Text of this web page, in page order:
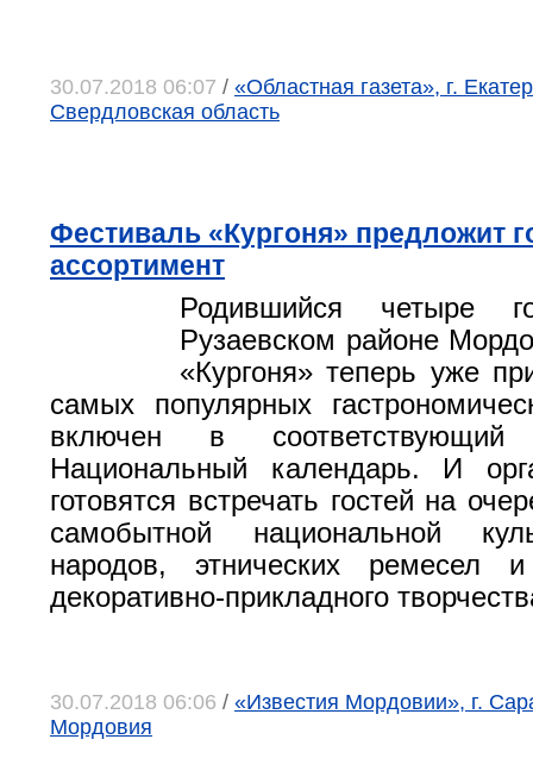
30.07.2018 06:07 / «Областная газета», г.
Свердловская область
Фестиваль «Кургоня» предложит
ассортимент
Родившийся четыре
Рузаевском районе
«Кургоня» теперь уже
самых популярных
включен в соответствующий
Национальный календарь. И
готовятся встречать гостей на
самобытной национальной
народов, этнических ремесел и
декоративно-прикладного
30.07.2018 06:06 / «Известия Мордовии», г.
Мордовия